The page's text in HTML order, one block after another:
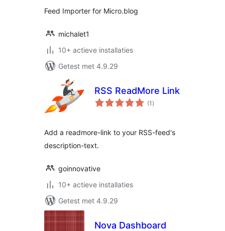
Feed Importer for Micro.blog
michalet1
10+ actieve installaties
Getest met 4.9.29
RSS ReadMore Link
(1 totaal
waarderingen
)
Add a readmore-link to your RSS-feed's
description-text.
goinnovative
10+ actieve installaties
Getest met 4.9.29
Nova Dashboard